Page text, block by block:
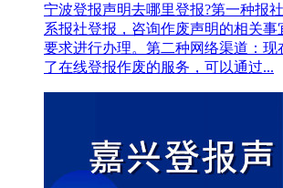
宁波登报声明去哪里登报?第一种报
系报社登报，咨询作废声明的相关事
要求进行办理。第二种网络渠道：现
了在线登报作废的服务，可以通过...